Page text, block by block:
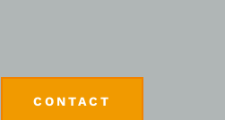
CONTACT